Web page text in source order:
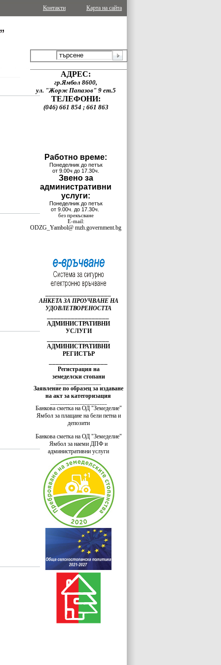
Карта на сайта
Контакти
АДРЕС:
гр.Ямбол 8600,
ул. "Жорж Папазов" 9 ет.5
ТЕЛЕФОНИ:
(046) 661 854 ; 661 863
Работно време:
Понеделник до петък
от 9.00ч до 17.30ч.
Звено за
административни
услуги:
Понеделник до петък
от 9.00ч. до 17.30ч.
без прекъсване
E-mail:
ODZG_Yambol@ mzh.government.bg
АНКЕТА ЗА ПРОУЧВАНЕ НА
УДОВЛЕТВОРЕНОСТТА
АДМИНИСТРАТИВНИ
УСЛУГИ
АДМИНИСТРАТИВНИ
РЕГИСТЪР
Регистрация на
земеделски стопани
Заявление по образец за издаване
на акт за категоризация
Банкова сметка на ОД "Земеделие"
Ямбол за плащане на бели петна и
депозити
Банкова сметка на ОД "Земеделие"
Ямбол за наеми ДПФ и
административни услуги